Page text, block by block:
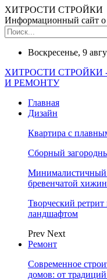
ХИТРОСТИ СТРОЙКИ
Информационный сайт о
Воскресенье, 9
ХИТРОСТИ СТРОЙКИ
И РЕМОНТУ
Главная
Дизайн
Квартира с
Сборный
Минималистичный
бревенчатой
Творческий
ландшафтом
Prev Next
Ремонт
Современное
домов: от